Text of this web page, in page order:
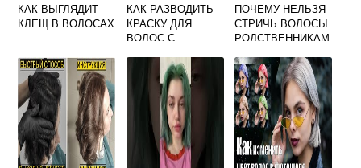
КАК ВЫГЛЯДИТ
КЛЕЩ В ВОЛОСАХ
КАК РАЗВОДИТЬ
КРАСКУ ДЛЯ
ВОЛОС С
ПРОПОРЦИИ
ИГОРА
ПОЧЕМУ НЕЛЬЗЯ
СТРИЧЬ ВОЛОСЫ
РОДСТВЕННИКАМ